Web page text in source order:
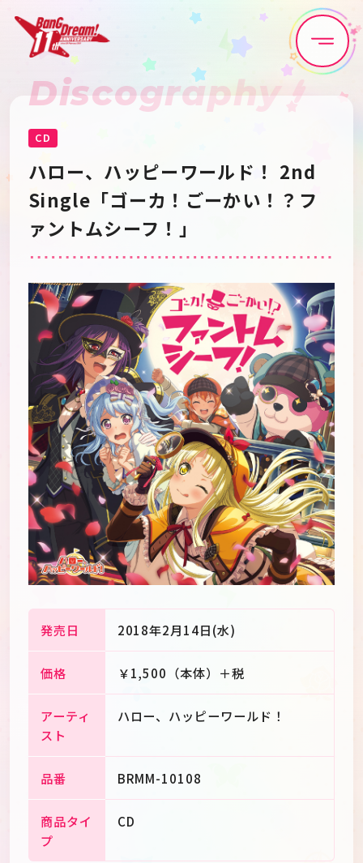
Home News
Live•Event
Artist Anime
Schedule About
Goods
JPEN
Discography
CD
ハロー、ハッピーワールド！ 2nd
Single「ゴーカ！ごーかい！？フ
ァントムシーフ！」
発売日 2018年2月14日(水)
価格 ￥1,500（本体）＋税
アーティ
スト
ハロー、ハッピーワールド！
品番 BRMM-10108
商品タイ
プ
CD